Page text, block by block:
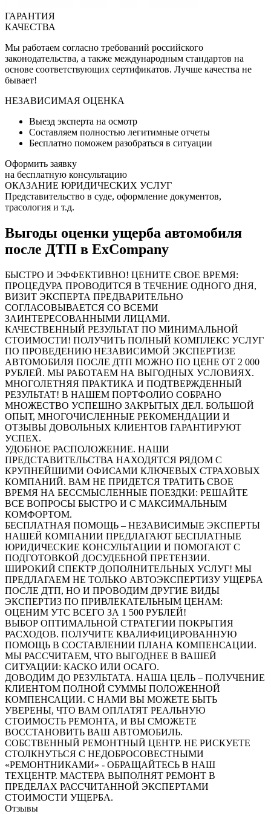
ГАРАНТИЯ
КАЧЕСТВА
Мы работаем согласно требований российского
законодательства, а также международным стандартов на
основе соответствующих сертификатов. Лучше качества не
бывает!
НЕЗАВИСИМАЯ ОЦЕНКА
Выезд эксперта на осмотр
Составляем полностью легитимные отчеты
Бесплатно поможем разобраться в ситуации
Оформить заявку
на бесплатную консультацию
ОКАЗАНИЕ ЮРИДИЧЕСКИХ УСЛУГ
Представительство в суде, оформление документов,
трасология и т.д.
Выгоды оценки ущерба автомобиля
после ДТП в ExCompany
БЫСТРО И ЭФФЕКТИВНО! ЦЕНИТЕ СВОЕ ВРЕМЯ:
ПРОЦЕДУРА ПРОВОДИТСЯ В ТЕЧЕНИЕ ОДНОГО ДНЯ,
ВИЗИТ ЭКСПЕРТА ПРЕДВАРИТЕЛЬНО
СОГЛАСОВЫВАЕТСЯ СО ВСЕМИ
ЗАИНТЕРЕСОВАННЫМИ ЛИЦАМИ.
КАЧЕСТВЕННЫЙ РЕЗУЛЬТАТ ПО МИНИМАЛЬНОЙ
СТОИМОСТИ! ПОЛУЧИТЬ ПОЛНЫЙ КОМПЛЕКС УСЛУГ
ПО ПРОВЕДЕНИЮ НЕЗАВИСИМОЙ ЭКСПЕРТИЗЕ
АВТОМОБИЛЯ ПОСЛЕ ДТП МОЖНО ПО ЦЕНЕ ОТ 2 000
РУБЛЕЙ. МЫ РАБОТАЕМ НА ВЫГОДНЫХ УСЛОВИЯХ.
МНОГОЛЕТНЯЯ ПРАКТИКА И ПОДТВЕРЖДЕННЫЙ
РЕЗУЛЬТАТ! В НАШЕМ ПОРТФОЛИО СОБРАНО
МНОЖЕСТВО УСПЕШНО ЗАКРЫТЫХ ДЕЛ. БОЛЬШОЙ
ОПЫТ, МНОГОЧИСЛЕННЫЕ РЕКОМЕНДАЦИИ И
ОТЗЫВЫ ДОВОЛЬНЫХ КЛИЕНТОВ ГАРАНТИРУЮТ
УСПЕХ.
УДОБНОЕ РАСПОЛОЖЕНИЕ. НАШИ
ПРЕДСТАВИТЕЛЬСТВА НАХОДЯТСЯ РЯДОМ С
КРУПНЕЙШИМИ ОФИСАМИ КЛЮЧЕВЫХ СТРАХОВЫХ
КОМПАНИЙ. ВАМ НЕ ПРИДЕТСЯ ТРАТИТЬ СВОЕ
ВРЕМЯ НА БЕССМЫСЛЕННЫЕ ПОЕЗДКИ: РЕШАЙТЕ
ВСЕ ВОПРОСЫ БЫСТРО И С МАКСИМАЛЬНЫМ
КОМФОРТОМ.
БЕСПЛАТНАЯ ПОМОЩЬ – НЕЗАВИСИМЫЕ ЭКСПЕРТЫ
НАШЕЙ КОМПАНИИ ПРЕДЛАГАЮТ БЕСПЛАТНЫЕ
ЮРИДИЧЕСКИЕ КОНСУЛЬТАЦИИ И ПОМОГАЮТ С
ПОДГОТОВКОЙ ДОСУДЕБНОЙ ПРЕТЕНЗИИ.
ШИРОКИЙ СПЕКТР ДОПОЛНИТЕЛЬНЫХ УСЛУГ! МЫ
ПРЕДЛАГАЕМ НЕ ТОЛЬКО АВТОЭКСПЕРТИЗУ УЩЕРБА
ПОСЛЕ ДТП, НО И ПРОВОДИМ ДРУГИЕ ВИДЫ
ЭКСПЕРТИЗ ПО ПРИВЛЕКАТЕЛЬНЫМ ЦЕНАМ:
ОЦЕНИМ УТС ВСЕГО ЗА 1 500 РУБЛЕЙ!
ВЫБОР ОПТИМАЛЬНОЙ СТРАТЕГИИ ПОКРЫТИЯ
РАСХОДОВ. ПОЛУЧИТЕ КВАЛИФИЦИРОВАННУЮ
ПОМОЩЬ В СОСТАВЛЕНИИ ПЛАНА КОМПЕНСАЦИИ.
МЫ РАССЧИТАЕМ, ЧТО ВЫГОДНЕЕ В ВАШЕЙ
СИТУАЦИИ: КАСКО ИЛИ ОСАГО.
ДОВОДИМ ДО РЕЗУЛЬТАТА. НАША ЦЕЛЬ – ПОЛУЧЕНИЕ
КЛИЕНТОМ ПОЛНОЙ СУММЫ ПОЛОЖЕННОЙ
КОМПЕНСАЦИИ. С НАМИ ВЫ МОЖЕТЕ БЫТЬ
УВЕРЕНЫ, ЧТО ВАМ ОПЛАТЯТ РЕАЛЬНУЮ
СТОИМОСТЬ РЕМОНТА, И ВЫ СМОЖЕТЕ
ВОССТАНОВИТЬ ВАШ АВТОМОБИЛЬ.
СОБСТВЕННЫЙ РЕМОНТНЫЙ ЦЕНТР. НЕ РИСКУЕТЕ
СТОЛКНУТЬСЯ С НЕДОБРОСОВЕСТНЫМИ
«РЕМОНТНИКАМИ» - ОБРАЩАЙТЕСЬ В НАШ
ТЕХЦЕНТР. МАСТЕРА ВЫПОЛНЯТ РЕМОНТ В
ПРЕДЕЛАХ РАССЧИТАННОЙ ЭКСПЕРТАМИ
СТОИМОСТИ УЩЕРБА.
Отзывы